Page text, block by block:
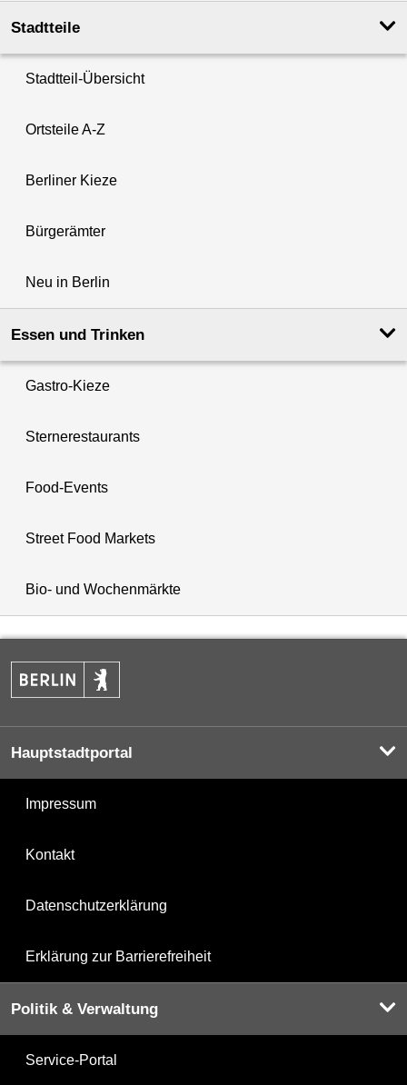
Stadtteile
Stadtteil-Übersicht
Ortsteile A-Z
Berliner Kieze
Bürgerämter
Neu in Berlin
Essen und Trinken
Gastro-Kieze
Sternerestaurants
Food-Events
Street Food Markets
Bio- und Wochenmärkte
Hauptstadtportal
Impressum
Kontakt
Datenschutzerklärung
Erklärung zur Barrierefreiheit
Politik & Verwaltung
Service-Portal